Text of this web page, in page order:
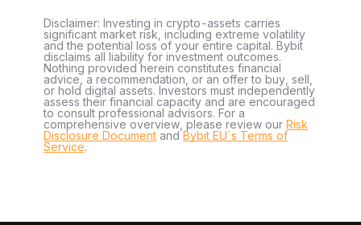
Disclaimer: Investing in crypto-assets carries
significant market risk, including extreme volatility
and the potential loss of your entire capital. Bybit
disclaims all liability for investment outcomes.
Nothing provided herein constitutes financial
advice, a recommendation, or an offer to buy, sell,
or hold digital assets. Investors must independently
assess their financial capacity and are encouraged
to consult professional advisors. For a
comprehensive overview, please review our Risk
Disclosure Document andBybit EU´s Terms of
Service.